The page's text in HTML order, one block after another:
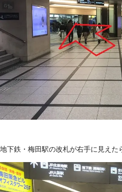
地下鉄・梅田駅の改札が右手に見え